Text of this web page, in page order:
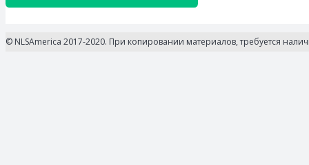
© NLSAmerica 2017-2020. При копировании материалов, требуется